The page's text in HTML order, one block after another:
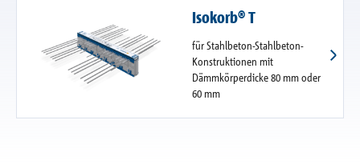
Isokorb® T
für Stahlbeton-Stahlbeton-
Konstruktionen mit
Dämmkörperdicke 80 mm oder
60 mm